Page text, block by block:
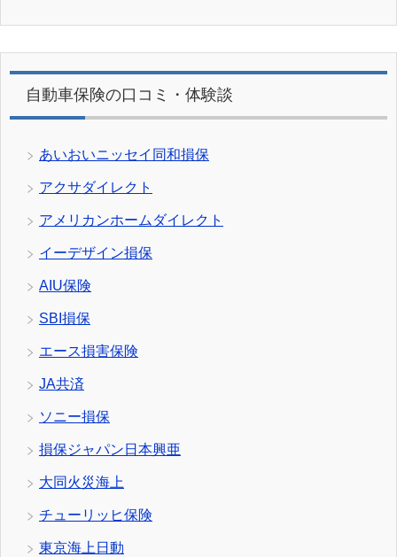
自動車保険の口コミ・体験談
あいおいニッセイ同和損保
アクサダイレクト
アメリカンホームダイレクト
イーデザイン損保
AIU保険
SBI損保
エース損害保険
JA共済
ソニー損保
損保ジャパン日本興亜
大同火災海上
チューリッヒ保険
東京海上日動